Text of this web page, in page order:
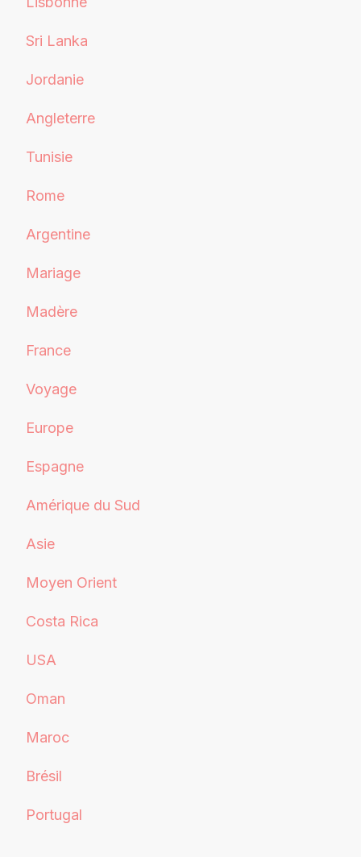
Sri Lanka
Jordanie
Angleterre
Tunisie
Rome
Argentine
Mariage
Madère
France
Voyage
Europe
Espagne
Amérique du Sud
Asie
Moyen Orient
Costa Rica
USA
Oman
Maroc
Brésil
Portugal